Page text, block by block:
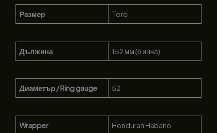
Размер Toro
Дължина 152 мм (6 инча)
Диаметър / Ring gauge 52
Wrapper Honduran Habano